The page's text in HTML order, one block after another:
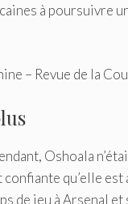
à poursuivre
– Revue de la
Oshoala
qu’elle est
de jeu à Arsenal